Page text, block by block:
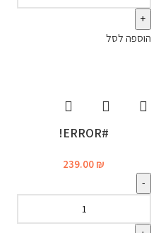
הוספה לסל
#ERROR!
239.00 ₪